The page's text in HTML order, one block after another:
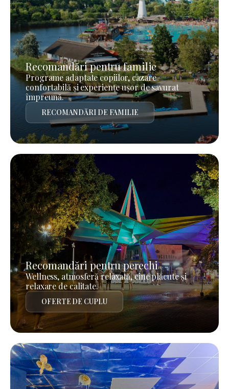
Recomandări pentru familie
Programe adaptate copiilor, cazare
confortabilă și experiențe ușor de savurat
împreună.
RECOMANDĂRI DE FAMILIE
Recomandări pentru perechi
Wellness, atmosferă relaxată, cine plăcute și
relaxare de calitate.
OFERTE DE CUPLU